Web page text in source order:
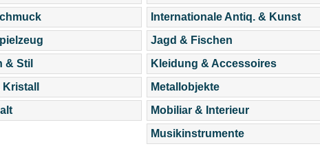
& Stil
Internationale Antiq. & Kunst
Jagd & Fischen
Kleidung & Accessoires
Metallobjekte
Mobiliar & Interieur
Musikinstrumente